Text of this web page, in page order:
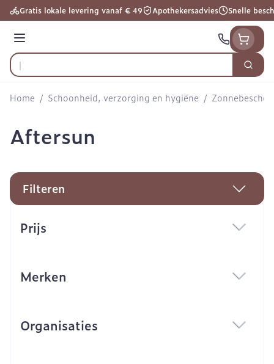
Ga naar de inhoud
Gratis lokale levering vanaf € 49 Apothekersadvies Snelle
Menu
Product, merk, categorie...
Zoek
Home / Schoonheid, verzorging en hygiëne /
Aftersun
Filteren
Prijs
Merken
Organisaties